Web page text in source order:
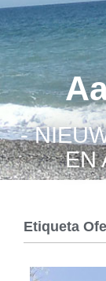
-
EN
Etiqueta